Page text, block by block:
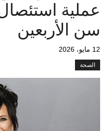
عملية
سن الأربعين
12 مايو، 2026
الصحة